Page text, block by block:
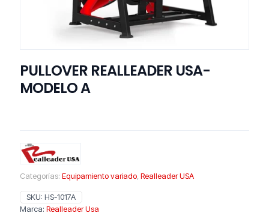
PULLOVER REALLEADER USA-
MODELO A
Categorías: Equipamiento variado Realleader USA
SKU: HS-1017A
Marca: Realleader Usa